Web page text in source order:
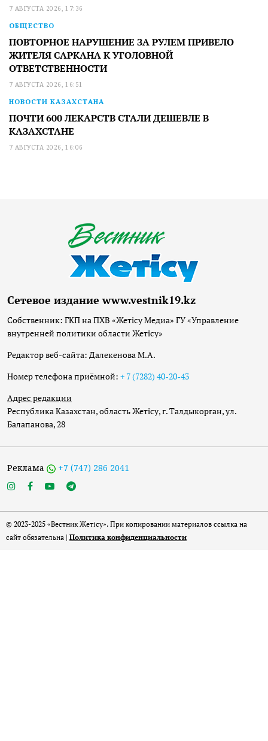
7 АВГУСТА 2026, 17:36
ОБЩЕСТВО
ПОВТОРНОЕ НАРУШЕНИЕ ЗА РУЛЕМ ПРИВЕЛО
ЖИТЕЛЯ САРКАНА К УГОЛОВНОЙ
ОТВЕТСТВЕННОСТИ
7 АВГУСТА 2026, 16:51
НОВОСТИ КАЗАХСТАНА
ПОЧТИ 600 ЛЕКАРСТВ СТАЛИ ДЕШЕВЛЕ В
КАЗАХСТАНЕ
7 АВГУСТА 2026, 16:06
Сетевое издание www.vestnik19.kz
Собственник: ГКП на ПХВ «Жетісу Медиа» ГУ «Управление
внутренней политики области Жетісу»
Редактор веб-сайта: Далекенова М.А.
Номер телефона приёмной: + 7 (7282) 40-20-43
Адрес редакции
Республика Казахстан, область Жетісу, г. Талдыкорган, ул.
Балапанова, 28
Реклама +7 (747) 286 2041
© 2023-2025 «Вестник Жетісу». При копировании материалов ссылка на
сайт обязательна | Политика конфиденциальности